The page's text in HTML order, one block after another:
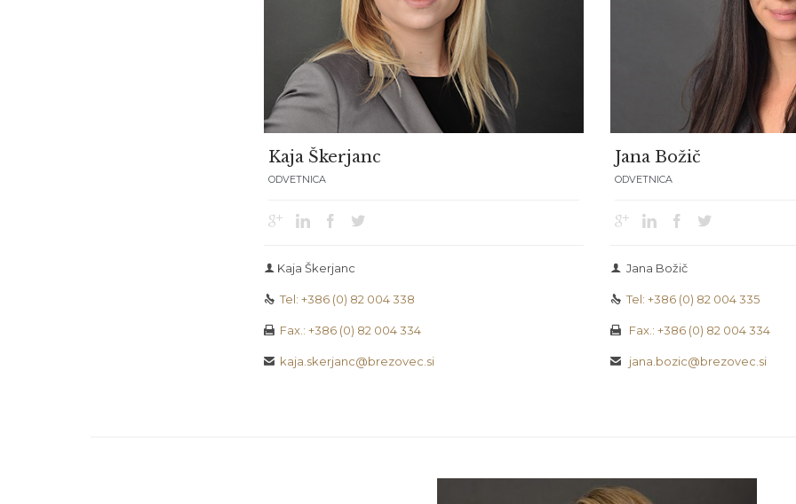
Kaja Škerjanc
ODVETNICA
   
 Kaja Škerjanc
 Tel: +386 (0) 82 004 338
 Fax.: +386 (0) 82 004 334
 kaja.skerjanc@brezovec.si
Jana Božič
ODVETNICA
   
 Jana Božič
 Tel: +386 (0) 82 004 335
 Fax.: +386 (0) 82 004 334
 jana.bozic@brezovec.si